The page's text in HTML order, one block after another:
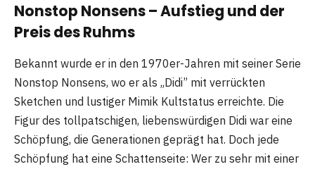
Nonstop Nonsens – Aufstieg und der
Preis des Ruhms
Bekannt wurde er in den 1970er-Jahren mit seiner Serie
Nonstop Nonsens, wo er als „Didi” mit verrückten
Sketchen und lustiger Mimik Kultstatus erreichte. Die
Figur des tollpatschigen, liebenswürdigen Didi war eine
Schöpfung, die Generationen geprägt hat. Doch jede
Schöpfung hat eine Schattenseite: Wer zu sehr mit einer